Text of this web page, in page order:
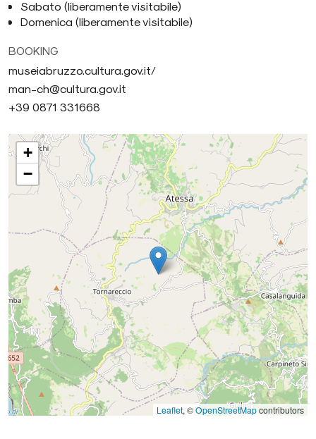
Sabato (liberamente visitabile)
Domenica (liberamente visitabile)
BOOKING
museiabruzzo.cultura.gov.it/
man-ch@cultura.gov.it
+39 0871 331668
+
−
Leaflet, ©OpenStreetMapcontributors